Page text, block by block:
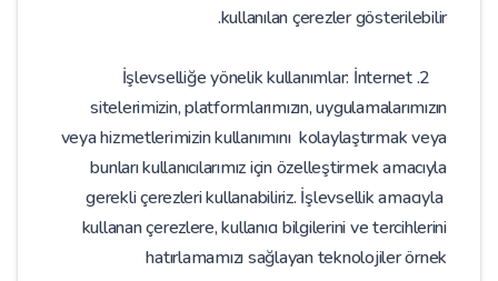
kullanılan çerezler gösterilebilir.
2. İşlevselliğe yönelik kullanımlar: İnternet
sitelerimizin, platformlarımızın, uygulamalarımızın
veya hizmetlerimizin kullanımını kolaylaştırmak veya
bunları kullanıcılarımız için özelleştirmek amacıyla
gerekli çerezleri kullanabiliriz. İşlevsellik amacıyla
kullanan çerezlere, kullanıcı bilgilerini ve tercihlerini
hatırlamamızı sağlayan teknolojiler örnek